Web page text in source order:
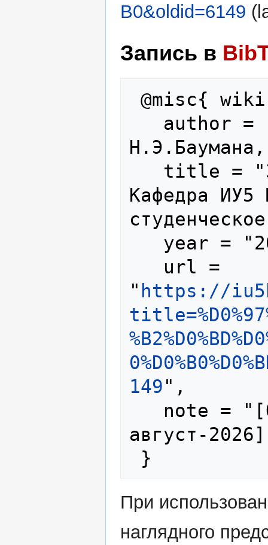
B0&oldid=6149
Запись в
Н.Э.Баумана,
Кафедра
" https://
149",
август-
При
наглядного